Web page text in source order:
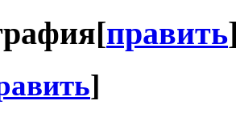
[править
]